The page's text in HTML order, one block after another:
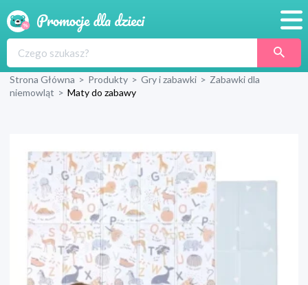
Produkty
Blog
Wyprawka
Strona Główna > Produkty > Gry i zabawki > Zabawki dla
niemowląt > Maty do zabawy